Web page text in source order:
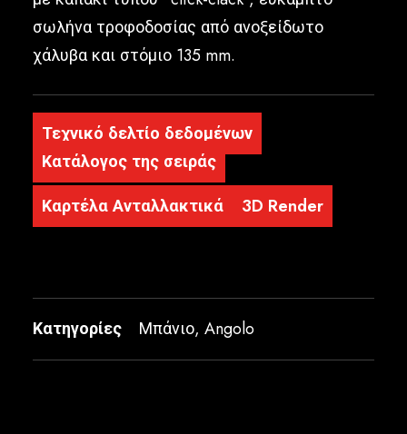
σωλήνα τροφοδοσίας από ανοξείδωτο
χάλυβα και στόμιο 135 mm.
Τεχνικό δελτίο δεδομένων
Κατάλογος της σειράς
Καρτέλα Ανταλλακτικά
3D Render
Κατηγορίες Μπάνιο, Angolo